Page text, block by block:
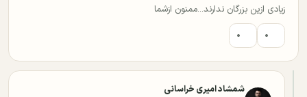
زیادی ازین بزرگان ندارند...ممنون ازشما
۰ ۰
شمشاد امیری خراسانی